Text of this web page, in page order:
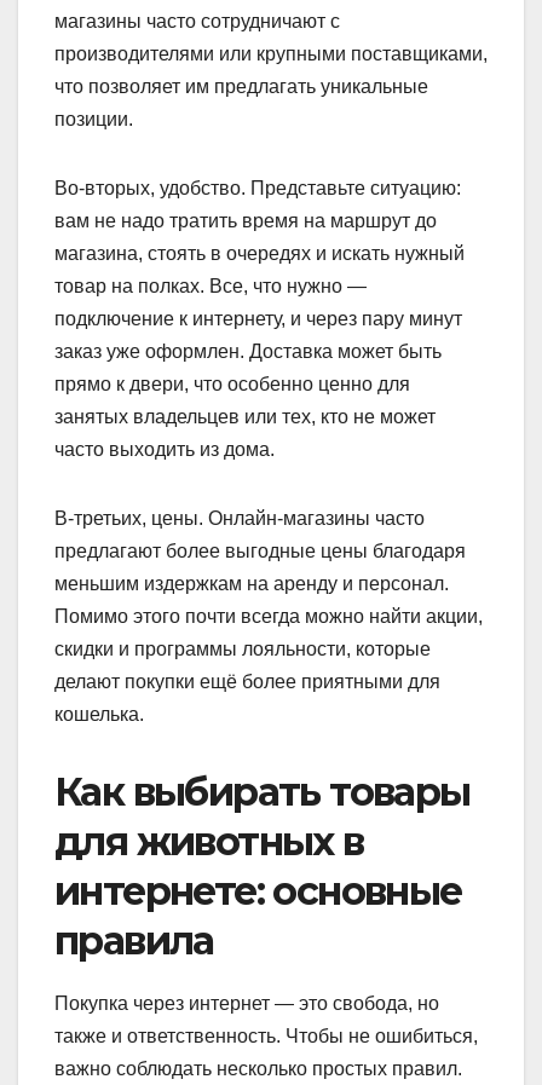
магазины часто сотрудничают с
производителями или крупными поставщиками,
что позволяет им предлагать уникальные
позиции.
Во-вторых, удобство. Представьте ситуацию:
вам не надо тратить время на маршрут до
магазина, стоять в очередях и искать нужный
товар на полках. Все, что нужно —
подключение к интернету, и через пару минут
заказ уже оформлен. Доставка может быть
прямо к двери, что особенно ценно для
занятых владельцев или тех, кто не может
часто выходить из дома.
В-третьих, цены. Онлайн-магазины часто
предлагают более выгодные цены благодаря
меньшим издержкам на аренду и персонал.
Помимо этого почти всегда можно найти акции,
скидки и программы лояльности, которые
делают покупки ещё более приятными для
кошелька.
Как выбирать товары
для животных в
интернете: основные
правила
Покупка через интернет — это свобода, но
также и ответственность. Чтобы не ошибиться,
важно соблюдать несколько простых правил.